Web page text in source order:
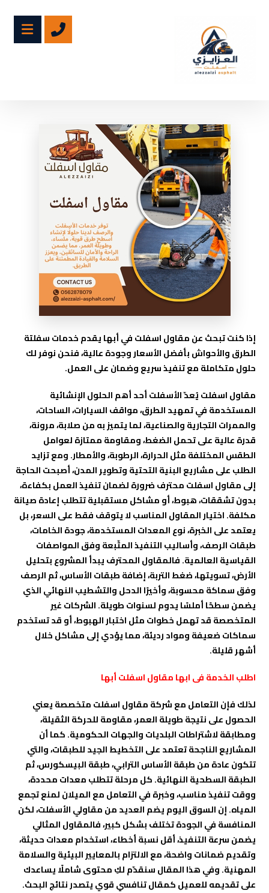
إذا كنت تبحث عن مقاول اسفلت في أبها يقدم خدمات سفلتة
الطرق والأحواش بأفضل الأسعار وجودة عالية، فنحن نوفر لك
حلول متكاملة مع تنفيذ سريع وضمان على العمل.
مقاول اسفلت يُعدّ الأسفلت أحد أهم الحلول الإنشائية
المستخدمة في تمهيد الطرق، مواقف السيارات، الساحات،
والممرات التجارية والصناعية، لما يتميز به من صلابة، مرونة،
قدرة عالية على تحمل الضغط، ومقاومة ممتازة لعوامل
الطقس المختلفة مثل الحرارة، الرطوبة، والأمطار. ومع تزايد
الطلب على مشاريع البنية التحتية وتطوير المدن، أصبحت الحاجة
إلى مقاول اسفلت محترف ضرورة لضمان تنفيذ العمل بكفاءة،
بدون تشققات، هبوط، أو مشاكل مستقبلية تتطلب إعادة صيانة
مكلفة. اختيار المقاول المناسب لا يتوقف فقط على السعر، بل
يعتمد على الخبرة، نوع المعدات المستخدمة، جودة الخامات،
طبقات الرصف، وأساليب التنفيذ المتّبعة وفق المواصفات
القياسية العالمية. فالمقاول المحترف يبدأ المشروع بتحليل
الأرض، تسويتها، ضغط التربة، إضافة طبقات الأساس، ثم الرصف
وفق سماكة محسوبة، وأخيرًا الدحل والتشطيب النهائي الذي
يضمن سطحًا أملسًا يدوم لسنوات طويلة. الشركات غير
المتخصصة قد تهمل خطوات مثل اختبار الهبوط، أو قد تستخدم
سماكات ضعيفة ومواد رديئة، مما يؤدي إلى مشاكل خلال
أشهر قليلة.
اطلب الخدمة فى ابهامقاول اسفلت أبها
لذلك فإن التعامل مع شركة مقاول اسفلت متخصصة يعني
الحصول على نتيجة طويلة العمر، مقاومة للحركة الثقيلة،
ومطابقة لاشتراطات البلديات والجهات الحكومية. كما أن
المشاريع الناجحة تعتمد على التخطيط الجيد للطبقات، والتي
تتكون عادة من طبقة الأساس الترابي، طبقة البيسكورس، ثم
الطبقة السطحية النهائية. كل مرحلة تتطلب معدات محددة،
ووقت تنفيذ مناسب، وخبرة في التعامل مع الميلان لمنع تجمع
المياه. إن السوق اليوم يضم العديد من مقاولي الأسفلت، لكن
المنافسة في الجودة تختلف بشكل كبير، فالمقاول المثالي
يضمن سرعة التنفيذ، أقل نسبة أخطاء، استخدام معدات حديثة،
وتقديم ضمانات واضحة، مع الالتزام بالمعايير البيئية والسلامة
المهنية. وفي هذا المقال سنقدّم لكِ محتوى شاملًا يساعدك
على تقديمه للعميل كمقال تنافسي قوي يتصدر نتائج البحث.